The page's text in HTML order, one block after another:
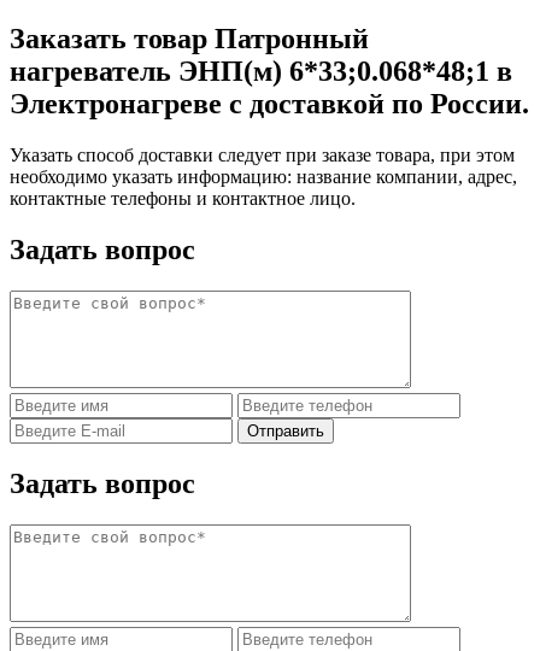
Заказать товар Патронный
нагреватель ЭНП(м) 6*33;0.068*48;1 в
Электронагреве с доставкой по России.
Указать способ доставки следует при заказе товара, при этом
необходимо указать информацию: название компании, адрес,
контактные телефоны и контактное лицо.
Задать вопрос
Задать вопрос